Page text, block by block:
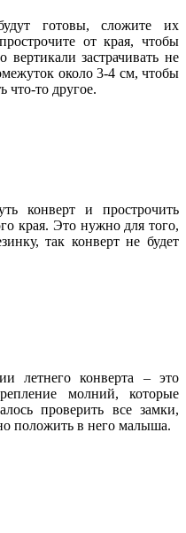
готовы, сложите их
от края, чтобы
застрачивать не
около 3-4 см, чтобы
что-то другое.
конверт и прострочить
края. Это нужно для того,
так конверт не будет
летнего конверта – это
молний, которые
проверить все замки,
положить в него малыша.